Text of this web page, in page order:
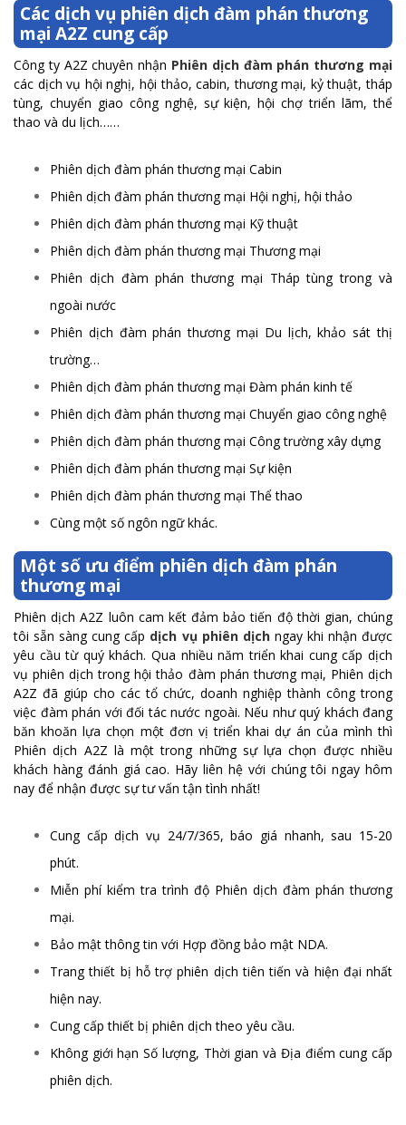
Các dịch vụ phiên dịch đàm phán thương
mại A2Z cung cấp
Công ty A2Z chuyên nhận Phiên dịch đàm phán thương mại
các dịch vụ hội nghị, hội thảo, cabin, thương mại, kỷ thuật, tháp
tùng, chuyển giao công nghệ, sự kiện, hội chợ triển lãm, thể
thao và du lịch……
Phiên dịch đàm phán thương mại Cabin
Phiên dịch đàm phán thương mại Hội nghị, hội thảo
Phiên dịch đàm phán thương mại Kỹ thuật
Phiên dịch đàm phán thương mại Thương mại
Phiên dịch đàm phán thương mại Tháp tùng trong và
ngoài nước
Phiên dịch đàm phán thương mại Du lịch, khảo sát thị
trường…
Phiên dịch đàm phán thương mại Đàm phán kinh tế
Phiên dịch đàm phán thương mại Chuyển giao công nghệ
Phiên dịch đàm phán thương mại Công trường xây dựng
Phiên dịch đàm phán thương mại Sự kiện
Phiên dịch đàm phán thương mại Thể thao
Cùng một số ngôn ngữ khác.
Một số ưu điểm phiên dịch đàm phán
thương mại
Phiên dịch A2Z luôn cam kết đảm bảo tiến độ thời gian, chúng
tôi sẵn sàng cung cấp dịch vụ phiên dịchngay khi nhận được
yêu cầu từ quý khách. Qua nhiều năm triển khai cung cấp dịch
vụ phiên dịch trong hội thảo đàm phán thương mại, Phiên dịch
A2Z đã giúp cho các tổ chức, doanh nghiệp thành công trong
việc đàm phán với đối tác nước ngoài. Nếu như quý khách đang
băn khoăn lựa chọn một đơn vị triển khai dự án của mình thì
Phiên dịch A2Z là một trong những sự lựa chọn được nhiều
khách hàng đánh giá cao. Hãy liên hệ với chúng tôi ngay hôm
nay để nhận được sự tư vấn tận tình nhất!
Cung cấp dịch vụ 24/7/365, báo giá nhanh, sau 15-20
phút.
Miễn phí kiểm tra trình độ Phiên dịch đàm phán thương
mại.
Bảo mật thông tin với Hợp đồng bảo mật NDA.
Trang thiết bị hỗ trợ phiên dịch tiên tiến và hiện đại nhất
hiện nay.
Cung cấp thiết bị phiên dịch theo yêu cầu.
Không giới hạn Số lượng, Thời gian và Địa điểm cung cấp
phiên dịch.